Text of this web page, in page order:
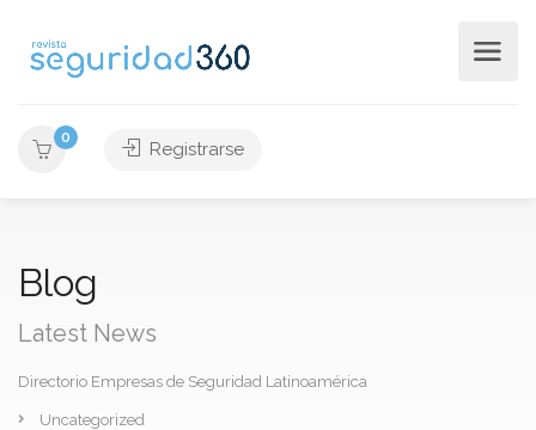
0
Registrarse
Blog
Latest News
Directorio Empresas de Seguridad Latinoamérica
Uncategorized